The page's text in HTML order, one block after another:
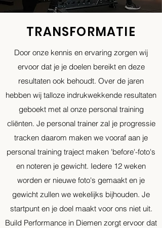
TRANSFORMATIE
Door onze kennis en ervaring zorgen wij
ervoor dat je je doelen bereikt en deze
resultaten ook behoudt. Over de jaren
hebben wij talloze indrukwekkende resultaten
geboekt met al onze personal training
cliënten. Je personal trainer zal je progressie
tracken daarom maken we vooraf aan je
personal training traject maken 'before'-foto's
en noteren je gewicht. Iedere 12 weken
worden er nieuwe foto's gemaakt en je
gewicht zullen we wekelijks bijhouden. Je
startpunt en je doel maakt voor ons niet uit.
Build Performance in Diemen zorgt ervoor dat